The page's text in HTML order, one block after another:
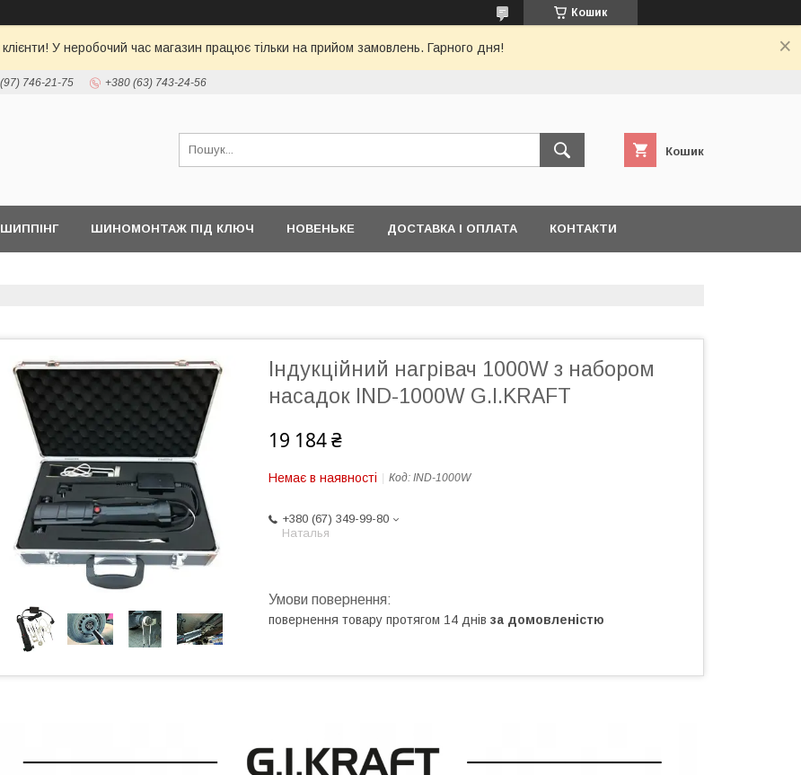
Кошик
У неробочий час магазин працює тільки на прийом замовлень. Гарного дня!
746-21-75 +380 (63) 743-24-56
Кошик
ШИНОМОНТАЖ ПІД КЛЮЧ НОВЕНЬКЕ ДОСТАВКА І ОПЛАТА КОНТАКТИ
Індукційний нагрівач 1000W з набором
насадок IND-1000W G.I.KRAFT
19 184 ₴
Немає в наявності Код: IND-1000W
+380 (67) 349-99-80
Наталья
повернення товару протягом 14 днів за домовленістю